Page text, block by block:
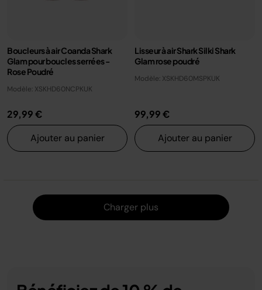
Boucleurs à air Coanda Shark
Glam pour boucles serrées -
Rose Poudré
Modèle: XSKHD60NCPKUK
29,99 €
Ajouter au panier
Lisseur à air Shark Silki Shark
Glam rose poudré
Modèle: XSKHD60MSPKUK
99,99 €
Ajouter au panier
Charger plus